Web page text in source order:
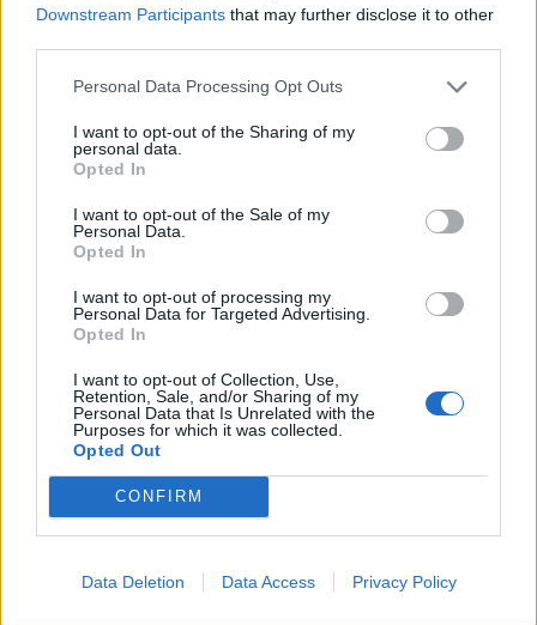
Downstream Participants that may further disclose it to other
Personal Data Processing Opt Outs
I want to opt-out of the Sharing of my
personal data.
Opted In
I want to opt-out of the Sale of my
Personal Data.
Opted In
I want to opt-out of processing my
Personal Data for Targeted Advertising.
Opted In
I want to opt-out of Collection, Use,
Retention, Sale, and/or Sharing of my
Personal Data that Is Unrelated with the
Purposes for which it was collected.
Opted Out
CONFIRM
Data Deletion Data Access Privacy Policy
Feyenoord zoekt nieuwe nummer één na
dreigend vertrek Wellenreuther
Feyenoord doet voorstel aan beoogde nieuwe
eerste keeper
Saoedische topclub maakt werk van Hadj
Moussa: Feyenoord wacht op bod
Mats Deijl neemt definitief afscheid van
Deventer: Feyenoorder zet woning te koop
over zijn gewicht
op het WK 2026